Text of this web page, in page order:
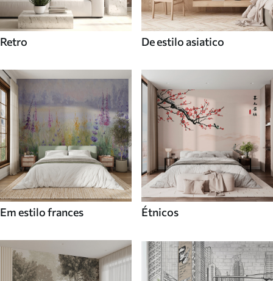
Retro De estilo asiatico
Em estilo frances Étnicos